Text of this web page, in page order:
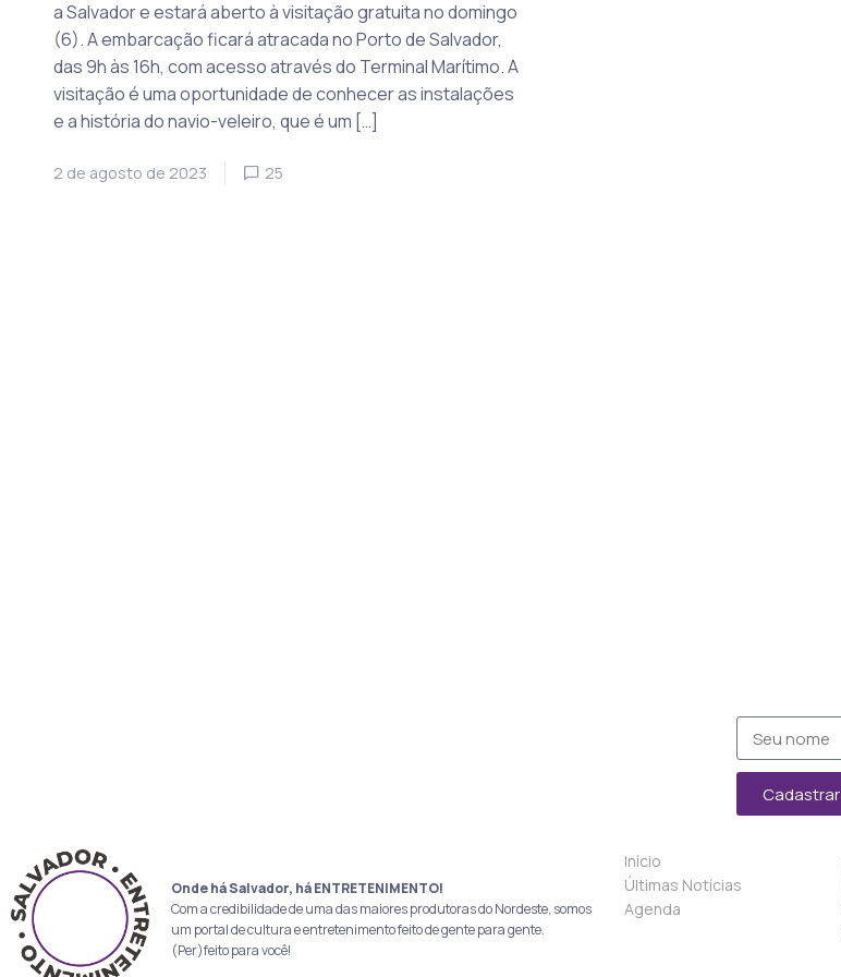
a Salvador e estará aberto à visitação gratuita no domingo
(6). A embarcação ficará atracada no Porto de Salvador,
das 9h às 16h, com acesso através do Terminal Marítimo. A
visitação é uma oportunidade de conhecer as instalações
e a história do navio-veleiro, que é um […]
2 de agosto de 2023 25
Cadastrar
Onde há Salvador, há ENTRETENIMENTO!
Com a credibilidade de uma das maiores produtoras do Nordeste, somos
um portal de cultura e entretenimento feito de gente para gente.
(Per)feito para você!
Início
Últimas Notícias
Agenda